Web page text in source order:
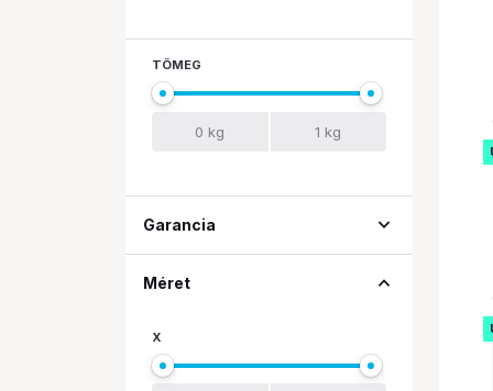
TÖMEG
Garancia expand_more
Méret expand_less
X